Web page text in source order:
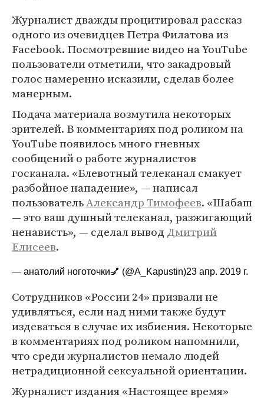
Журналист дважды процитировал рассказ
одного из очевидцев Петра Филатова из
Facebook. Посмотревшие видео на YouTube
пользователи отметили, что закадровый
голос намеренно исказили, сделав более
манерным.
Подача материала возмутила некоторых
зрителей. В комментариях под роликом на
YouTube появилось много гневных
сообщений о работе журналистов
госканала. «Блевотный телеканал смакует
разбойное нападение», — написал
пользовательАлександр Тимофеев. «Шабаш
— это ваш душный телеканал, разжигающий
ненависть», — сделал вывод Дмитрий
Елисеев.
— анатолий ноготочки💅 (@A_Kapustin)23 апр. 2019 г.
Сотрудников «России 24» призвали не
удивляться, если над ними также будут
издеваться в случае их избиения. Некоторые
в комментариях под роликом напомнили,
что среди журналистов немало людей
нетрадиционной сексуальной ориентации.
Журналист издания «Настоящее время»